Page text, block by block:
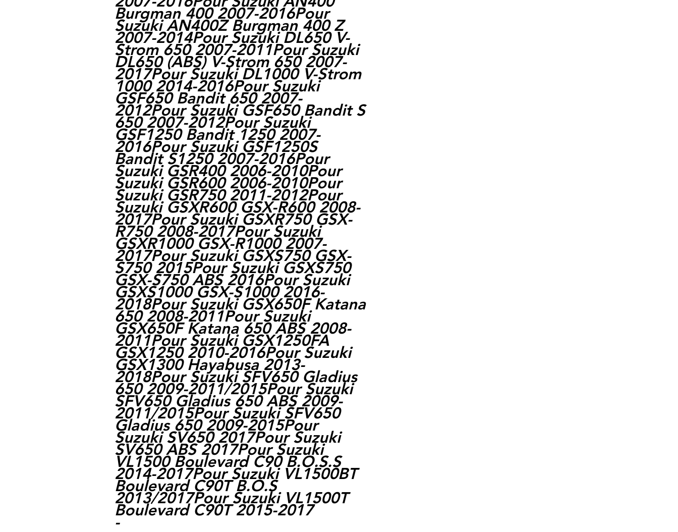
Burgman 400 2007-2016Pour
Suzuki AN400Z Burgman 400 Z
2007-2014Pour Suzuki DL650 V-
Strom 650 2007-2011Pour Suzuki
DL650 (ABS) V-Strom 650 2007-
2017Pour Suzuki DL1000 V-Strom
1000 2014-2016Pour Suzuki
GSF650 Bandit 650 2007-
2012Pour Suzuki GSF650 Bandit S
650 2007-2012Pour Suzuki
GSF1250 Bandit 1250 2007-
2016Pour Suzuki GSF1250S
Bandit S1250 2007-2016Pour
Suzuki GSR400 2006-2010Pour
Suzuki GSR600 2006-2010Pour
Suzuki GSR750 2011-2012Pour
Suzuki GSXR600 GSX-R600 2008-
2017Pour Suzuki GSXR750 GSX-
R750 2008-2017Pour Suzuki
GSXR1000 GSX-R1000 2007-
2017Pour Suzuki GSXS750 GSX-
S750 2015Pour Suzuki GSXS750
GSX-S750 ABS 2016Pour Suzuki
GSXS1000 GSX-S1000 2016-
2018Pour Suzuki GSX650F Katana
650 2008-2011Pour Suzuki
GSX650F Katana 650 ABS 2008-
2011Pour Suzuki GSX1250FA
GSX1250 2010-2016Pour Suzuki
GSX1300 Hayabusa 2013-
2018Pour Suzuki SFV650 Gladius
650 2009-2011/2015Pour Suzuki
SFV650 Gladius 650 ABS 2009-
2011/2015Pour Suzuki SFV650
Gladius 650 2009-2015Pour
Suzuki SV650 2017Pour Suzuki
SV650 ABS 2017Pour Suzuki
VL1500 Boulevard C90 B.O.S.S
2014-2017Pour Suzuki VL1500BT
Boulevard C90T B.O.S
2013/2017Pour Suzuki VL1500T
Boulevard C90T 2015-2017
-